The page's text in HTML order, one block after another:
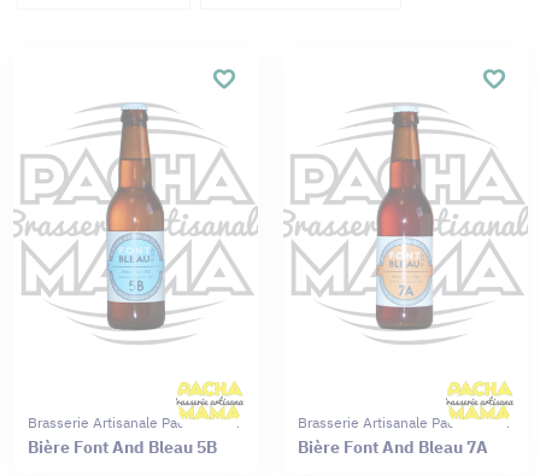
Brasserie Artisanale Pachamama
Bière Font And Bleau 5B
Brasserie Artisanale Pachamama
Bière Font And Bleau 7A